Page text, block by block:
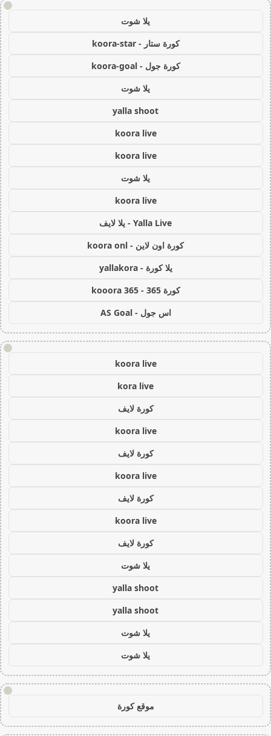
!
يلا شوت
كورة ستار - koora-star
كورة جول - koora-goal
يلا شوت
yalla shoot
koora live
koora live
يلا شوت
koora live
Yalla Live - يلا لايف
كورة اون لاين - koora onl
يلا كورة - yallakora
كورة 365 - kooora 365
اس جول - AS Goal
!
koora live
kora live
كورة لايف
koora live
كورة لايف
koora live
كورة لايف
koora live
كورة لايف
يلا شوت
yalla shoot
yalla shoot
يلا شوت
يلا شوت
!
موقع كورة